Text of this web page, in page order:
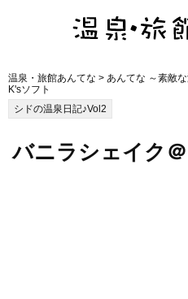
温泉・旅館あんてな > あんてな ～素敵
K'sソフト
シドの温泉日記♪Vol2
バニラシェイク